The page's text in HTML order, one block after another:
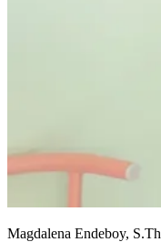
Magdalena Endeboy, S.Th